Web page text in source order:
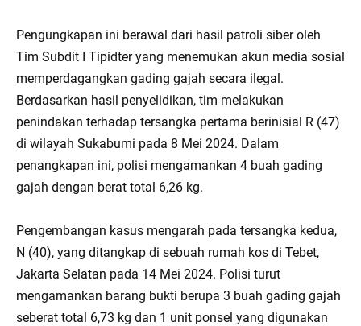
Pengungkapan ini berawal dari hasil patroli siber oleh
Tim Subdit I Tipidter yang menemukan akun media sosial
memperdagangkan gading gajah secara ilegal.
Berdasarkan hasil penyelidikan, tim melakukan
penindakan terhadap tersangka pertama berinisial R (47)
di wilayah Sukabumi pada 8 Mei 2024. Dalam
penangkapan ini, polisi mengamankan 4 buah gading
gajah dengan berat total 6,26 kg.
Pengembangan kasus mengarah pada tersangka kedua,
N (40), yang ditangkap di sebuah rumah kos di Tebet,
Jakarta Selatan pada 14 Mei 2024. Polisi turut
mengamankan barang bukti berupa 3 buah gading gajah
seberat total 6,73 kg dan 1 unit ponsel yang digunakan